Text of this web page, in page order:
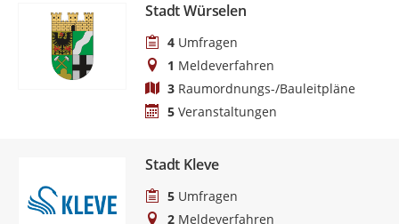
Stadt Würselen
4 Umfragen
1 Meldeverfahren
3 Raumordnungs-/Bauleitpläne
5 Veranstaltungen
Stadt Kleve
5 Umfragen
2 Meldeverfahren